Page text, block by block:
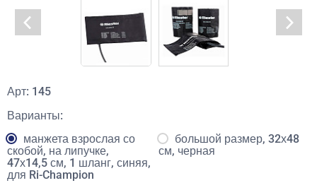
Арт: 145
Варианты:
манжета взрослая со
скобой, на липучке,
47х14,5 см, 1 шланг, синяя,
для Ri-Champion
большой размер, 32х48
см, черная